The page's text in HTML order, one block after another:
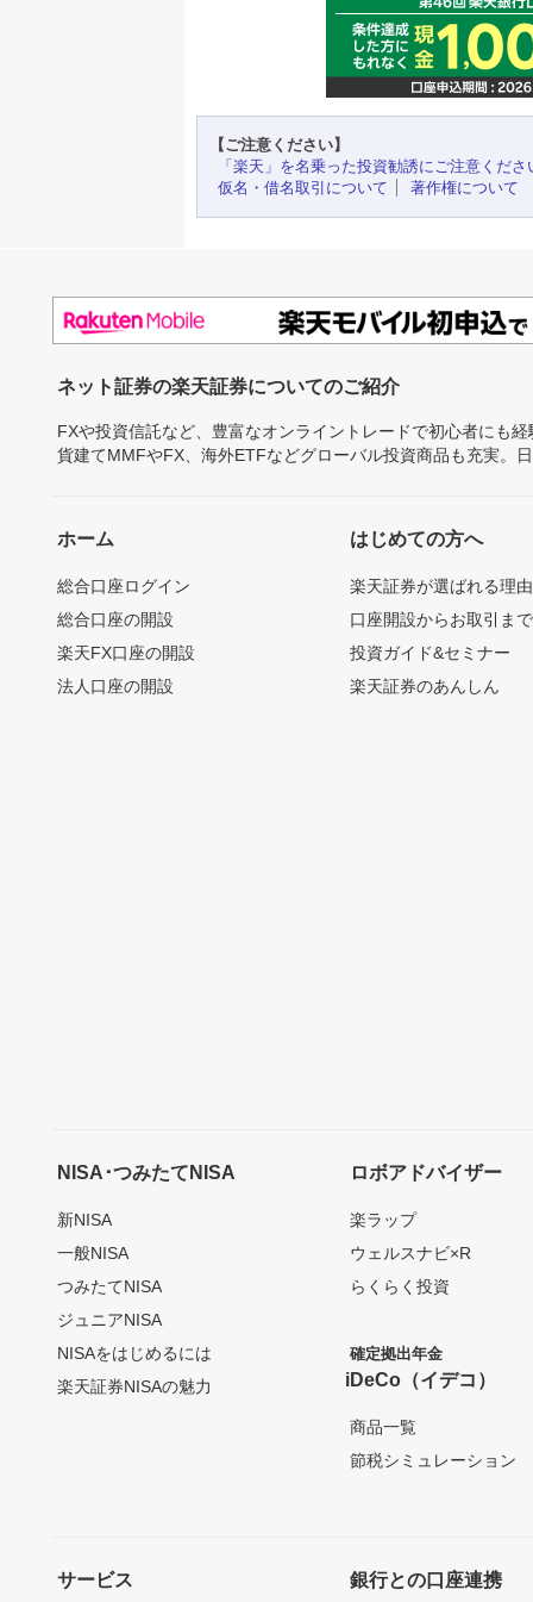
【ご注意ください】
「楽天」を名乗った投資勧誘にご注意くださ
仮名・借名取引について
著作権について
ネット証券の楽天証券についてのご紹介
FXや投資信託など、豊富なオンライントレードで初心者にも
貨建てMMFやFX、海外ETFなどグローバル投資商品も充実。
ホーム
総合口座ログイン
総合口座の開設
楽天FX口座の開設
法人口座の開設
はじめての方へ
楽天証券が選ばれる理由
口座開設からお取引ま
投資ガイド&セミナー
楽天証券のあんしん
NISA･つみたてNISA
新NISA
一般NISA
つみたてNISA
ジュニアNISA
NISAをはじめるには
楽天証券NISAの魅力
ロボアドバイザー
楽ラップ
ウェルスナビ×R
らくらく投資
確定拠出年金
iDeCo（イデコ）
商品一覧
節税シミュレーション
サービス 銀行との口座連携